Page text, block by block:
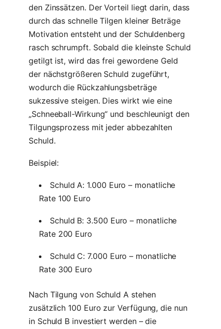
den Zinssätzen. Der Vorteil liegt darin, dass
durch das schnelle Tilgen kleiner Beträge
Motivation entsteht und der Schuldenberg
rasch schrumpft. Sobald die kleinste Schuld
getilgt ist, wird das frei gewordene Geld
der nächstgrößeren Schuld zugeführt,
wodurch die Rückzahlungsbeträge
sukzessive steigen. Dies wirkt wie eine
„Schneeball-Wirkung“ und beschleunigt den
Tilgungsprozess mit jeder abbezahlten
Schuld.
Beispiel:
Schuld A: 1.000 Euro – monatliche
Rate 100 Euro
Schuld B: 3.500 Euro – monatliche
Rate 200 Euro
Schuld C: 7.000 Euro – monatliche
Rate 300 Euro
Nach Tilgung von Schuld A stehen
zusätzlich 100 Euro zur Verfügung, die nun
in Schuld B investiert werden – die